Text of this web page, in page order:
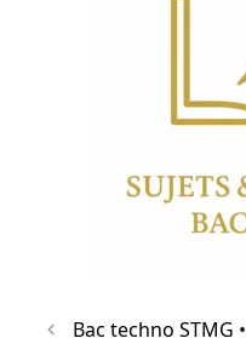
Bac techno STMG